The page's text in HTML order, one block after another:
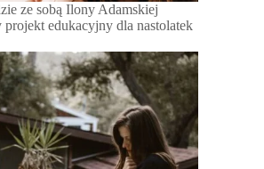
ze sobą Ilony Adamskiej
edukacyjny dla nastolatek